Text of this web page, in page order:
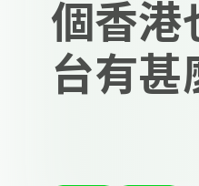
個香港
台有甚